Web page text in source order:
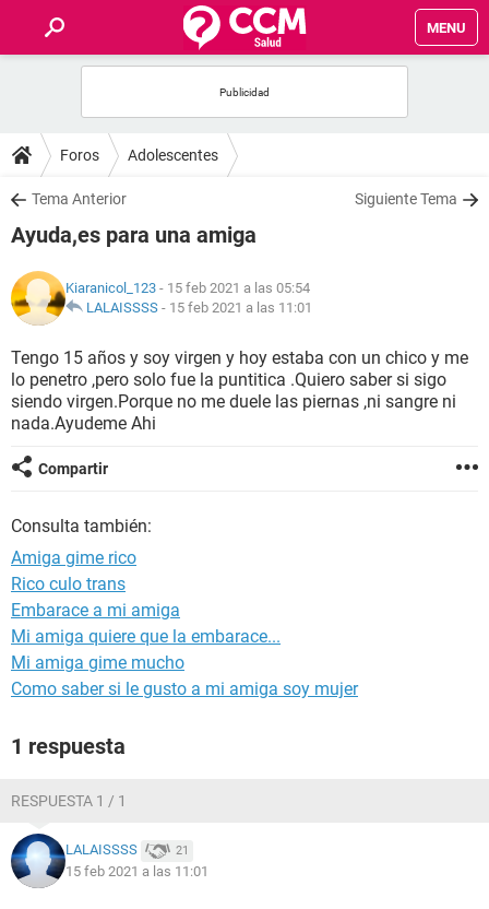
MENU
FOROS
SALUD
FAMILIA
NUTRICIÓN
BIENESTAR
SEXUALIDAD
GLOSARIO
Foros Adolescentes
Tema Anterior Siguiente Tema
Ayuda,es para una amiga
Kiaranicol_123 - 15 feb 2021 a las 05:54
LALAISSSS - 15 feb 2021 a las 11:01
Tengo 15 años y soy virgen y hoy estaba con un chico y me
lo penetro ,pero solo fue la puntitica .Quiero saber si sigo
siendo virgen.Porque no me duele las piernas ,ni sangre ni
nada.Ayudeme Ahi
Compartir
Consulta también:
Amiga gime rico
Rico culo trans
Embarace a mi amiga
Mi amiga quiere que la embarace...
Mi amiga gime mucho
Como saber si le gusto a mi amiga soy mujer
1 respuesta
RESPUESTA 1 / 1
LALAISSSS 21
15 feb 2021 a las 11:01